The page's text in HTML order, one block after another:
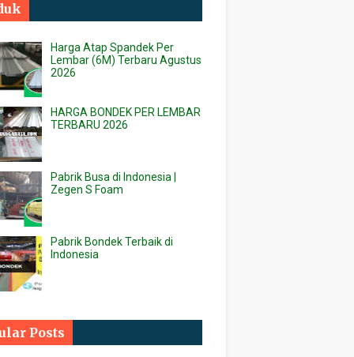
Harga Atap Spandek Per
Lembar (6M) Terbaru Agustus
2026
HARGA BONDEK PER LEMBAR
TERBARU 2026
Pabrik Busa di Indonesia |
Zegen S Foam
Pabrik Bondek Terbaik di
Indonesia
Posts